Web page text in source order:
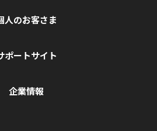
人のお客さま
ポートサイト
企業情報